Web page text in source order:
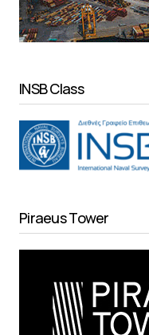
INSB Class
Piraeus Tower